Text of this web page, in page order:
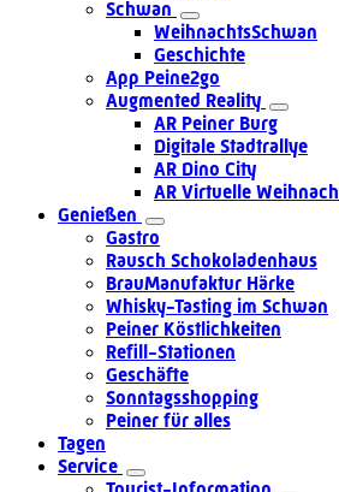
Schwan
WeihnachtsSchwan
Geschichte
App Peine2go
Augmented Reality
AR Peiner Burg
Digitale Stadtrallye
AR Dino City
AR Virtuelle
Genießen
Gastro
Rausch Schokoladenhaus
BrauManufaktur Härke
Whisky-Tasting im Schwan
Peiner Köstlichkeiten
Refill-Stationen
Geschäfte
Sonntagsshopping
Peiner für alles
Tagen
Service